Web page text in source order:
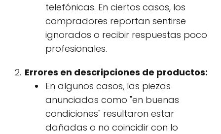
telefónicas. En ciertos casos, los
compradores reportan sentirse
ignorados o recibir respuestas poco
profesionales.
Errores en descripciones de productos:
En algunos casos, las piezas
anunciadas como "en buenas
condiciones" resultaron estar
dañadas o no coincidir con lo